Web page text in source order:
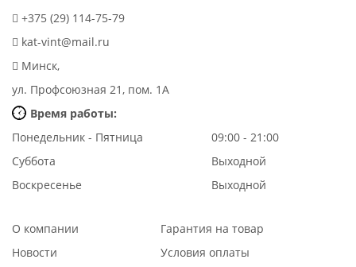
+375 (29) 114-75-79
kat-vint@mail.ru
Минск,
ул. Профсоюзная 21, пом. 1А
Время работы:
Понедельник - Пятница
09:00 - 21:00
Суббота
Выходной
Воскресенье
Выходной
О компании
Новости
Гарантия на товар
Условия оплаты